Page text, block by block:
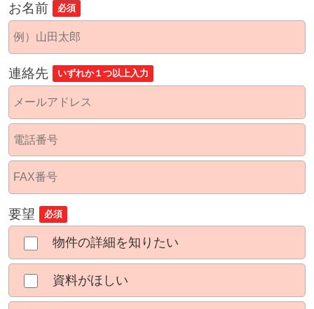
お名前 必須
連絡先 いずれか１つ以上入力
要望 必須
物件の詳細を知りたい
資料がほしい